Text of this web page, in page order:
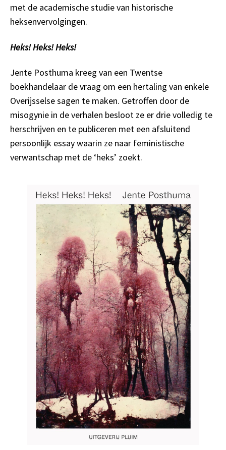
met de academische studie van historische
heksenvervolgingen.
Heks! Heks! Heks!
Jente Posthuma kreeg van een Twentse
boekhandelaar de vraag om een hertaling van enkele
Overijsselse sagen te maken. Getroffen door de
misogynie in de verhalen besloot ze er drie volledig te
herschrijven en te publiceren met een afsluitend
persoonlijk essay waarin ze naar feministische
verwantschap met de ‘heks’ zoekt.